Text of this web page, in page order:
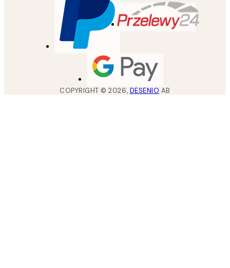
COPYRIGHT ©2026, DESENIO AB